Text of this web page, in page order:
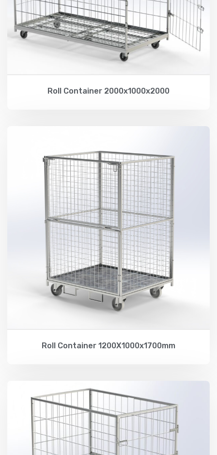
Roll Container 2000x1000x2000
Roll Container 1200X1000x1700mm